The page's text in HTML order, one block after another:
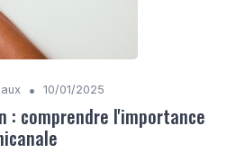
• 10/01/2025
: comprendre l'importance